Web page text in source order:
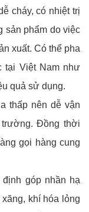
cháy, có nhiệt trị
sản phẩm do việc
xuất. Có thể pha
tại Việt Nam như
quả sử dụng.
thấp nên dễ vận
Đồng thời
gọi hàng cung
góp nhần hạ
khí hóa lỏng